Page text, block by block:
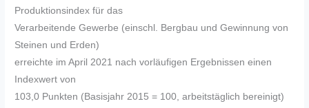
Produktionsindex für das
Verarbeitende Gewerbe (einschl. Bergbau und Gewinnung von
Steinen und Erden)
erreichte im April 2021 nach vorläufigen Ergebnissen einen
Indexwert von
103,0 Punkten (Basisjahr 2015 = 100, arbeitstäglich bereinigt)